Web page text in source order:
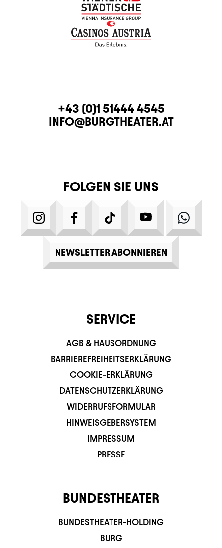
KONTAKTTELEFON
+43 (0)1 51444 4545
E-MAIL
INFO@BURGTHEATER.AT
FOLGEN SIE UNS
INSTAGRAMFACEBOOKTIKTOK YOUTUBE
NEWSLETTER ABONNIEREN
SERVICE
AGB & HAUSORDNUNG
BARRIEREFREIHEITSERKLÄRUNG
COOKIE-ERKLÄRUNG
DATENSCHUTZERKLÄRUNG
WIDERRUFSFORMULAR
HINWEISGEBERSYSTEM
IMPRESSUM
PRESSE
BUNDESTHEATER
BUNDESTHEATER-HOLDING
BURG